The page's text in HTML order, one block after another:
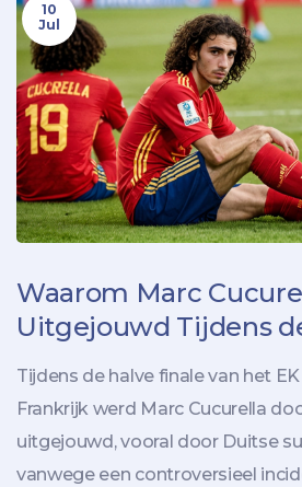
10
Jul
Waarom Marc
Uitgejouwd Tijdens
Finale Tussen Spanje
Tijdens de halve finale van het
Frankrijk werd Marc Cucurella
uitgejouwd, vooral door Duitse
vanwege een controversieel